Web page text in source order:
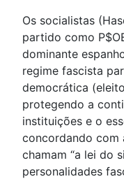
Os socialistas
partido como
dominante
regime fascista
democrática
protegendo a
instituições e o
concordando com
chamam “a lei do
personalidades